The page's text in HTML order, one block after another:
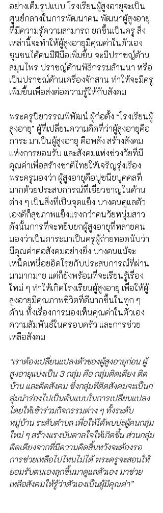
อย่างเต็มรูปแบบ โรงเรียนผู้สูงอายุจะเป็น
ศูนย์กลางในการพัฒนาคน พัฒนาผู้สูงอายุ
ที่มีความรู้ความสามารถ ยกขึ้นเป็นครู สิ่ง
เหล่านี้จะทำให้ผู้สูงอายุมีคุณค่าในตัวเอง
ชุมชนได้คนมีฝีมือเพิ่มขึ้น จะมีปราชญ์ด้าน
สมุนไพร ปราชญ์ด้านพิธีกรรมล้านนา หรือ
เป็นปราชณ์ด้านเครื่องจักสาน ทำให้จะมีครู
เพิ่มขึ้นเพื่อส่งต่อความรู้ให้กับสังคม
พระครูปิยวรรณพิพัฒน์ ผู้ก่อตั้ง “โรงเรียนผู้
สูงอายุ” ผู้ที่เปลี่ยนความคิดที่ว่าผู้สูงอายุคือ
ภาระ มาเป็นผู้สูงอายุ คือพลัง สร้างสังคม
แห่งการยอมรับ และสังคมแห่งช่วงวัยที่มี
คุณค่าเพื่อสร้างชาติไทยให้เจริญรุ่งเรือง
พระครูมองว่า ผู้สูงอายุคือปูชนียบุคคลที่
มากด้วยประสบการณ์ที่เชี่ยวชาญในด้าน
ต่าง ๆ เป็นสิ่งที่เป็นจุดแข็ง บางคนดูแลตัว
เองดีก็สุขภาพแข็งแรงกว่าคนวัยหนุ่มสาว
ดังนั้นการที่จะหยิบยกผู้สูงอายุที่หลายคน
มองว่าเป็นภาระมาเป็นครูผู้ถ่ายทอดนับว่า
มีคุณค่าต่อสังคมอย่างยิ่ง บางคนแม้จะ
เหน็ดเหนื่อยอิดโรยกับประสบการณ์ที่ผ่าน
มามากมาย แต่ก็ยังพร้อมที่จะเรียนรู้เรื่อง
ใหม่ ๆ ทำให้เกิดโรงเรียนผู้สูงอายุ เพื่อให้ผู้
สูงอายุมีคุณภาพชีวิตที่ดีมากขึ้นในทุก ๆ
ด้าน ทั้งเรื่องการมองเห็นคุณค่าในตัวเอง
ความสัมพันธ์ในครอบครัว และการช่วย
เหลือสังคม
“เราต้องเปลี่ยนแปลงตัวของผู้สูงอายุก่อน ผู้
สูงอายุแบ่งเป็น 3 กลุ่ม คือ กลุ่มติดเตียง ติด
บ้าน และติดสังคม ซึ่งกลุ่มที่ติดสังคมจะเป็นก
ลุ่มนำร่องไปเป็นต้นแบบในการเปลี่ยนแปลง
โดยให้เข้าร่วมกิจกรรมต่าง ๆ ทั้งระดับ
หมู่บ้าน ระดับตำบล เพื่อให้ได้พบปะผู้คนกลุ่ม
ใหม่ ๆ สร้างแรงบันดาลใจให้เกิดขึ้น ส่วนกลุ่ม
ติดเตียงจากที่มีความคิดสิ้นหวังจะต้องรอ
การช่วยเหลือไปไหนไม่ได้ พระครูจะสอนให้
ยอมรับตนเองลุกขึ้นมาดูแลตัวเอง มาช่วย
เหลือสังคมให้รู้ว่าตัวเองเป็นผู้มีคุณค่า”